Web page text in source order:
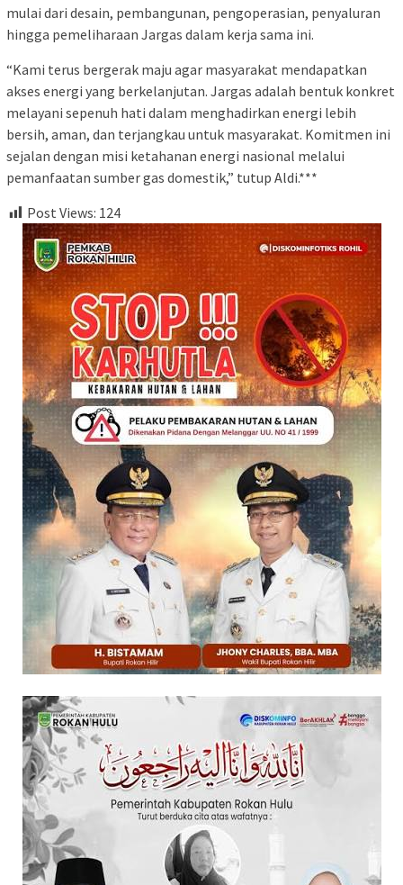
mulai dari desain, pembangunan, pengoperasian, penyaluran
hingga pemeliharaan Jargas dalam kerja sama ini.
“Kami terus bergerak maju agar masyarakat mendapatkan
akses energi yang berkelanjutan. Jargas adalah bentuk konkret
melayani sepenuh hati dalam menghadirkan energi lebih
bersih, aman, dan terjangkau untuk masyarakat. Komitmen ini
sejalan dengan misi ketahanan energi nasional melalui
pemanfaatan sumber gas domestik,” tutup Aldi.***
Post Views: 124